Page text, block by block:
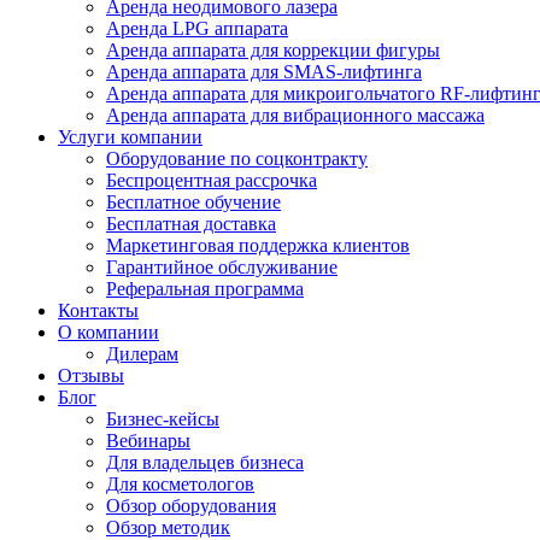
Аренда неодимового лазера
Аренда LPG аппарата
Аренда аппарата для коррекции фигуры
Аренда аппарата для SMAS-лифтинга
Аренда аппарата для микроигольчатого RF-
Аренда аппарата для вибрационного массажа
Услуги компании
Оборудование по соцконтракту
Беспроцентная рассрочка
Бесплатное обучение
Бесплатная доставка
Маркетинговая поддержка клиентов
Гарантийное обслуживание
Реферальная программа
Контакты
О компании
Дилерам
Отзывы
Блог
Бизнес-кейсы
Вебинары
Для владельцев бизнеса
Для косметологов
Обзор оборудования
Обзор методик